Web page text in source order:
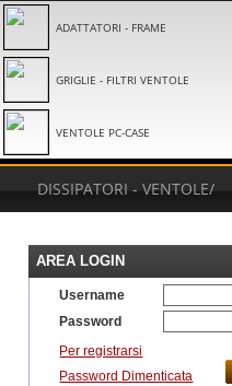
ADATTATORI - FRAME
GRIGLIE - FILTRI VENTOLE
VENTOLE PC-CASE
DISSIPATORI - VENTOLE/
AREA LOGIN
Username
Password
Per registrarsi
Password Dimenticata